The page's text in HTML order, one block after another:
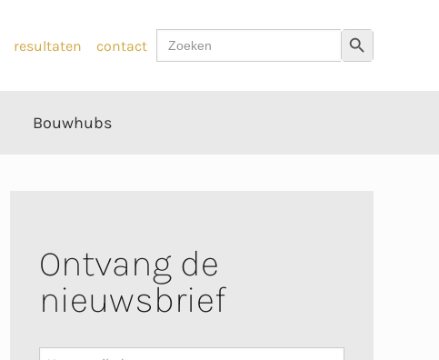
resultaten contact
Zoek
naar:
Zoekknop
Bouwhubs
Ontvang de
nieuwsbrief
Nieuwsbrief